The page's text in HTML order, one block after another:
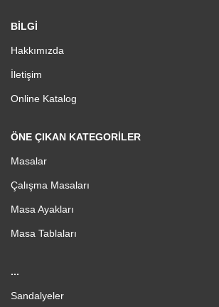
BİLGİ
Hakkımızda
İletişim
Online Katalog
ÖNE ÇIKAN KATEGORILER
Masalar
Çalışma Masaları
Masa Ayakları
Masa Tablaları
...
Sandalyeler